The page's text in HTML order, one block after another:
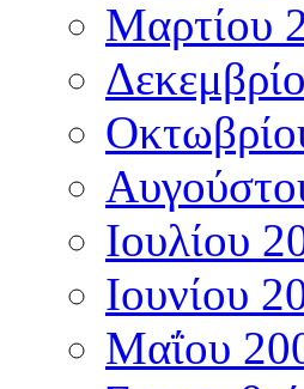
Μαρτίου
Ιουλίου
Ιουνίου
Μαΐου